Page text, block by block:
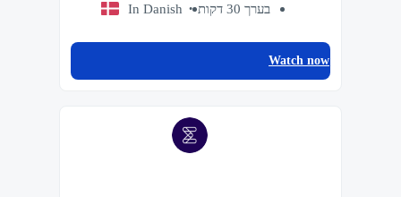
בערך 30 דקות In Danish
Watch now